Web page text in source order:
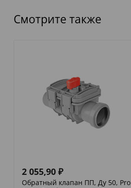
Смотрите также
2 055,90 ₽
Обратный клапан ПП, Ду 50, Pro